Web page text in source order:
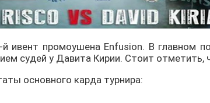
ивент промоушена Enfusion. В главном
судей у Давита Кирии. Стоит
основного карда турнира: